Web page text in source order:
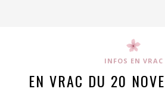
INFOS EN VRAC
EN VRAC DU 20